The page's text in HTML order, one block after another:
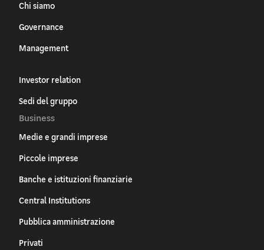
Chi siamo
Governance
Management
Investor relation
Sedi del gruppo
Business
Medie e grandi imprese
Piccole imprese
Banche e istituzioni finanziarie
Central Institutions
Pubblica amministrazione
Privati